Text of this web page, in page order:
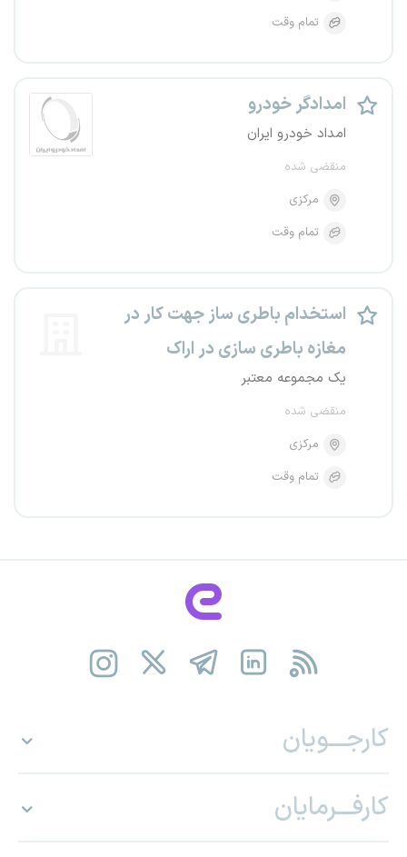
تمام وقت
امدادگر خودرو
امداد خودرو ایران
منقضی شده
مرکزی
تمام وقت
استخدام باطری ساز جهت کار در
مغازه باطری سازی در اراک
یک مجموعه معتبر
منقضی شده
مرکزی
تمام وقت
کارجـــویان
کارفـــرمایان